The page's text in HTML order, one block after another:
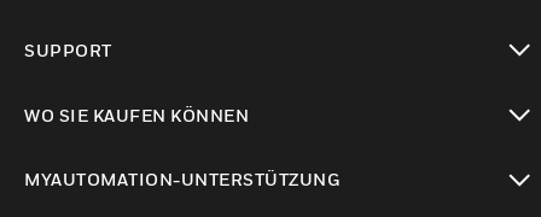
SUPPORT
WO SIE KAUFEN KÖNNEN
MYAUTOMATION-UNTERSTÜTZUNG